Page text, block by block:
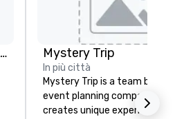
Silicon Valley Executive Academy Mystery Trip
In più città
Mystery Trip is a team
event planning company
creates unique experiences